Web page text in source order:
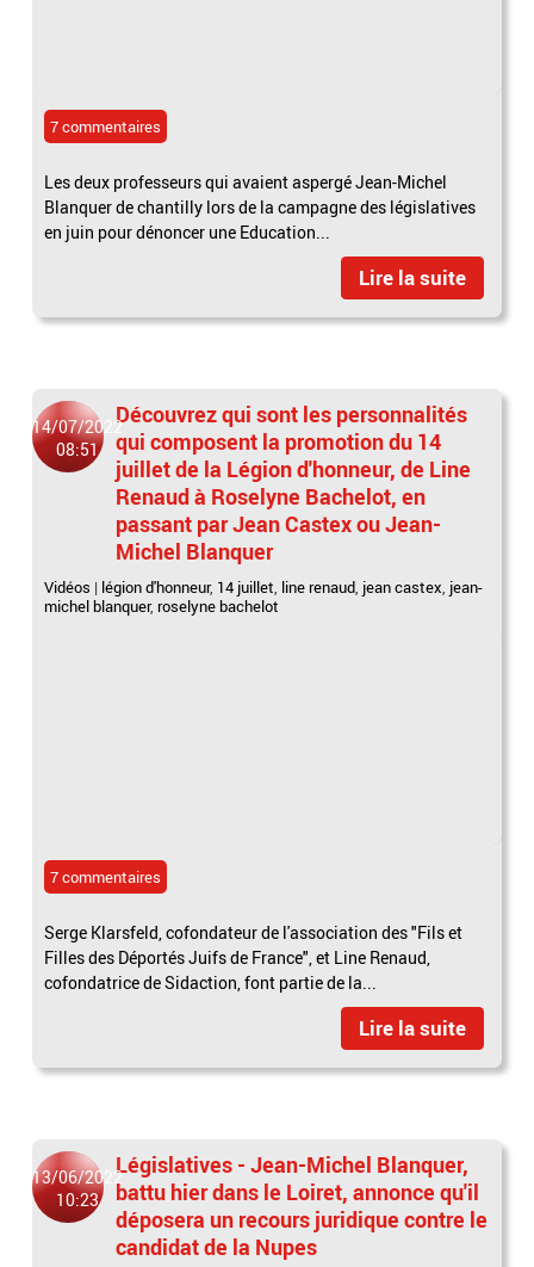
7 commentaires
Les deux professeurs qui avaient aspergé Jean-Michel
Blanquer de chantilly lors de la campagne des législatives
en juin pour dénoncer une Education...
Lire la suite
14/07/2022
08:51
Découvrez qui sont les personnalités
qui composent la promotion du 14
juillet de la Légion d'honneur, de Line
Renaud à Roselyne Bachelot, en
passant par Jean Castex ou Jean-
Michel Blanquer
Vidéos | légion d'honneur, 14 juillet, line renaud, jean castex, jean-
michel blanquer, roselyne bachelot
7 commentaires
Serge Klarsfeld, cofondateur de l'association des "Fils et
Filles des Déportés Juifs de France", et Line Renaud,
cofondatrice de Sidaction, font partie de la...
Lire la suite
13/06/2022
10:23
Législatives - Jean-Michel Blanquer,
battu hier dans le Loiret, annonce qu'il
déposera un recours juridique contre le
candidat de la Nupes